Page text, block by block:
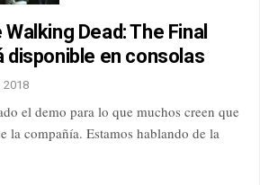
Dead: The Final
disponible en consolas
2018
el demo para lo que muchos creen que
la compañía. Estamos hablando de la